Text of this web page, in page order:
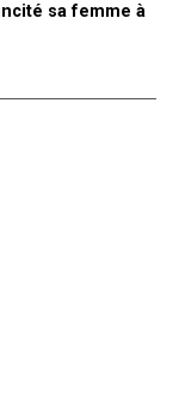
sa femme à